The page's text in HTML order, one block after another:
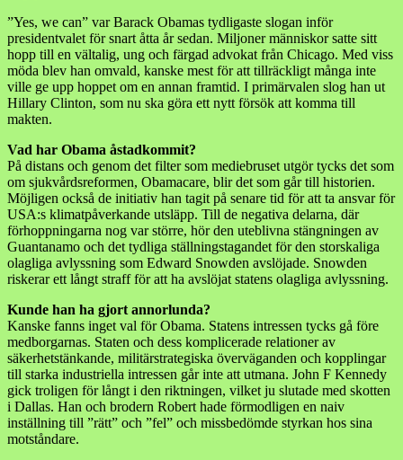
”Yes, we can” var Barack Obamas tydligaste slogan inför
presidentvalet för snart åtta år sedan. Miljoner människor satte sitt
hopp till en vältalig, ung och färgad advokat från Chicago. Med viss
möda blev han omvald, kanske mest för att tillräckligt många inte
ville ge upp hoppet om en annan framtid. I primärvalen slog han ut
Hillary Clinton, som nu ska göra ett nytt försök att komma till
makten.
Vad har Obama åstadkommit?
På distans och genom det filter som mediebruset utgör tycks det som
om sjukvårdsreformen, Obamacare, blir det som går till historien.
Möjligen också de initiativ han tagit på senare tid för att ta ansvar för
USA:s klimatpåverkande utsläpp. Till de negativa delarna, där
förhoppningarna nog var större, hör den uteblivna stängningen av
Guantanamo och det tydliga ställningstagandet för den storskaliga
olagliga avlyssning som Edward Snowden avslöjade. Snowden
riskerar ett långt straff för att ha avslöjat statens olagliga avlyssning.
Kunde han ha gjort annorlunda?
Kanske fanns inget val för Obama. Statens intressen tycks gå före
medborgarnas. Staten och dess komplicerade relationer av
säkerhetstänkande, militärstrategiska överväganden och kopplingar
till starka industriella intressen går inte att utmana. John F Kennedy
gick troligen för långt i den riktningen, vilket ju slutade med skotten
i Dallas. Han och brodern Robert hade förmodligen en naiv
inställning till ”rätt” och ”fel” och missbedömde styrkan hos sina
motståndare.